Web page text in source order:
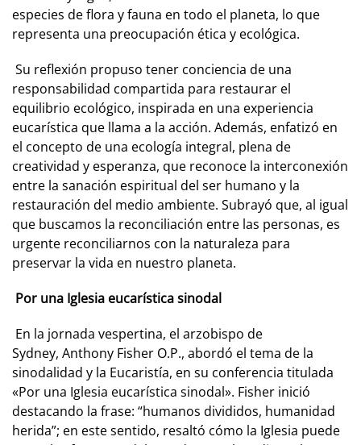
especies de flora y fauna en todo el planeta, lo que
representa una preocupación ética y ecológica.
Su reflexión propuso tener conciencia de una
responsabilidad compartida para restaurar el
equilibrio ecológico, inspirada en una experiencia
eucarística que llama a la acción. Además, enfatizó en
el concepto de una ecología integral, plena de
creatividad y esperanza, que reconoce la interconexión
entre la sanación espiritual del ser humano y la
restauración del medio ambiente. Subrayó que, al igual
que buscamos la reconciliación entre las personas, es
urgente reconciliarnos con la naturaleza para
preservar la vida en nuestro planeta.
Por una Iglesia eucarística sinodal
En la jornada vespertina, el arzobispo de
Sydney, Anthony Fisher O.P., abordó el tema de la
sinodalidad y la Eucaristía, en su conferencia titulada
«Por una Iglesia eucarística sinodal». Fisher inició
destacando la frase: “humanos divididos, humanidad
herida”; en este sentido, resaltó cómo la Iglesia puede